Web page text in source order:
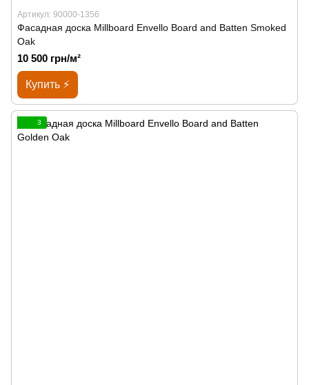
Артикул: 90000-1356
Фасадная доска Millboard Envello Board and Batten Smoked
Oak
10 500 грн/м²
Купить ⚡
3